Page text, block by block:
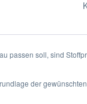
passen soll, sind
der